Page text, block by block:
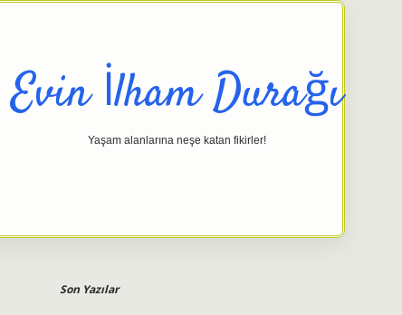
Evin İlham Durağı
Yaşam alanlarına neşe katan fikirler!
Son Yazılar